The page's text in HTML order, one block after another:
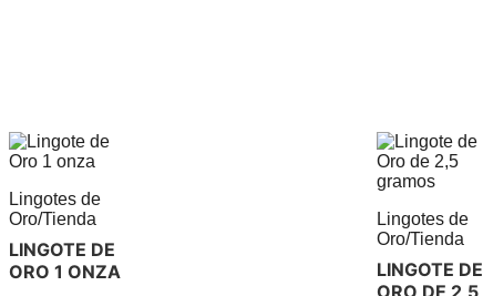
Lingotes de
Oro/Tienda
LINGOTE DE
ORO 1 ONZA
Lingotes de
Oro/Tienda
LINGOTE DE